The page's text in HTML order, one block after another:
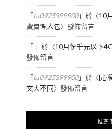
「tu0925399900」於〈10
資費懶人包〉發佈留言
「.」於〈10月份千元以下
發佈留言
「tu0925399900」於〈[心
文大不同〉發佈留言
推薦